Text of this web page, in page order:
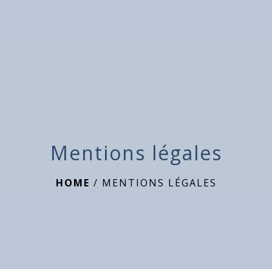
Mentions légales
HOME / MENTIONS LÉGALES